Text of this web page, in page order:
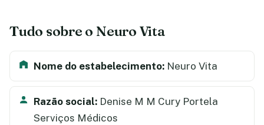
Tudo sobre o Neuro Vita
Nome do estabelecimento: Neuro Vita
Razão social: Denise M M Cury Portela
Serviços Médicos